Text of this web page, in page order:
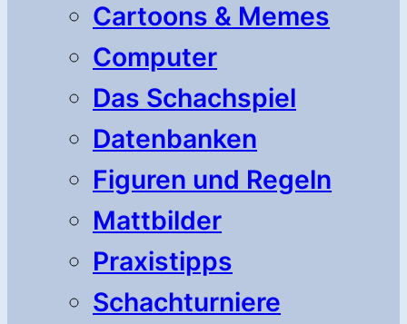
Cartoons & Memes
Computer
Das Schachspiel
Datenbanken
Figuren und Regeln
Mattbilder
Praxistipps
Schachturniere